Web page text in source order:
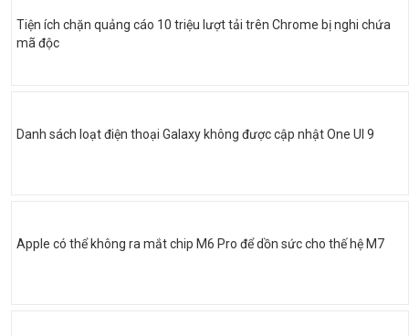
Tiện ích chặn quảng cáo 10 triệu lượt tải trên Chrome bị nghi chứa
mã độc
Danh sách loạt điện thoại Galaxy không được cập nhật One UI 9
Apple có thể không ra mắt chip M6 Pro để dồn sức cho thế hệ M7